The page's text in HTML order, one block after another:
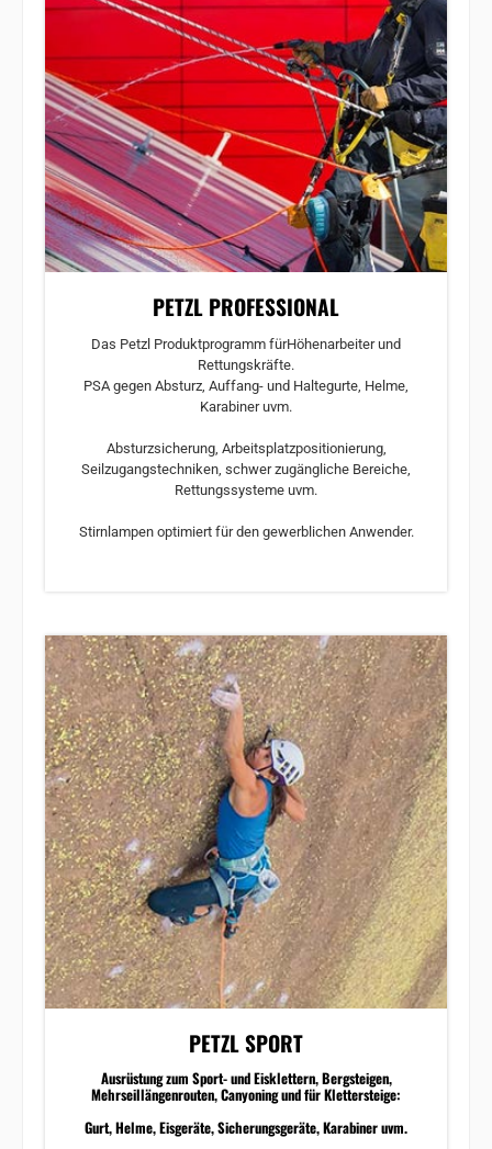
PETZL PROFESSIONAL
Das Petzl Produktprogramm fürHöhenarbeiter und
Rettungskräfte.
PSA gegen Absturz, Auffang- und Haltegurte, Helme,
Karabiner uvm.
Absturzsicherung, Arbeitsplatzpositionierung,
Seilzugangstechniken, schwer zugängliche Bereiche,
Rettungssysteme uvm.
Stirnlampen optimiert für den gewerblichen Anwender.
PETZL SPORT
Ausrüstung zum Sport- und Eisklettern, Bergsteigen,
Mehrseillängenrouten, Canyoning und für Klettersteige:
Gurt, Helme, Eisgeräte, Sicherungsgeräte, Karabiner uvm.